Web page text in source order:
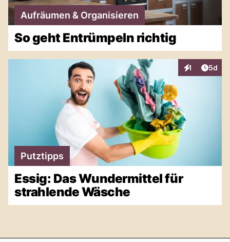
Aufräumen & Organisieren
So geht Entrümpeln richtig
1
Interaktionen
5d
Putztipps
Essig: Das Wundermittel für
strahlende Wäsche